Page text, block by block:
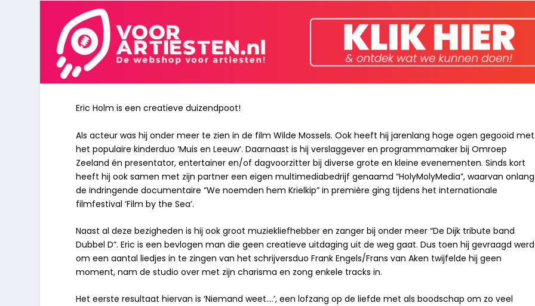
Eric Holm is een creatieve duizendpoot!
Als acteur was hij onder meer te zien in de film Wilde Mossels. Ook heeft hij jarenlang hoge ogen gegooid met
het populaire kinderduo ‘Muis en Leeuw’. Daarnaast is hij verslaggever en programmamaker bij Omroep
Zeeland én presentator, entertainer en/of dagvoorzitter bij diverse grote en kleine evenementen. Sinds kort
heeft hij ook samen met zijn partner een eigen multimediabedrijf genaamd “HolyMolyMedia”, waarvan
de indringende documentaire “We noemden hem Krielkip” in première ging tijdens het internationale
filmfestival ‘Film by the Sea’.
Naast al deze bezigheden is hij ook groot muziekliefhebber en zanger bij onder meer “De Dijk tribute band
Dubbel D”. Eric is een bevlogen man die geen creatieve uitdaging uit de weg gaat. Dus toen hij gevraagd werd
om een aantal liedjes in te zingen van het schrijversduo Frank Engels/Frans van Aken twijfelde hij geen
moment, nam de studio over met zijn charisma en zong enkele tracks in.
Het eerste resultaat hiervan is ‘Niemand weet….’, een lofzang op de liefde met als boodschap om zo veel